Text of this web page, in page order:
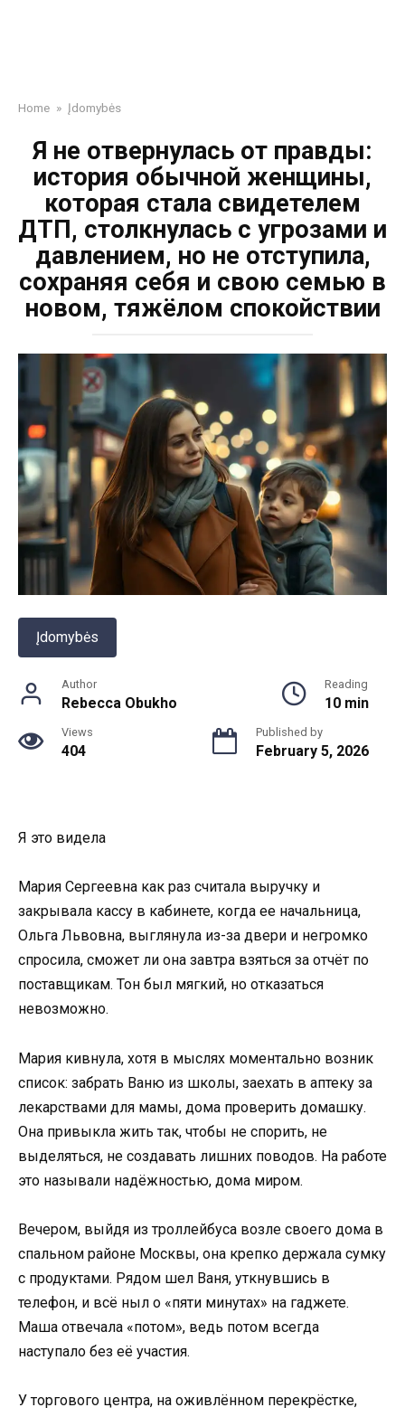
Home » Įdomybės
Я не отвернулась от правды:
история обычной женщины,
которая стала свидетелем
ДТП, столкнулась с угрозами и
давлением, но не отступила,
сохраняя себя и свою семью в
новом, тяжёлом спокойствии
Įdomybės
Author
Rebecca Obukho
Reading
10 min
Views
404
Published by
February 5, 2026
Я это видела
Мария Сергеевна как раз считала выручку и
закрывала кассу в кабинете, когда ее начальница,
Ольга Львовна, выглянула из-за двери и негромко
спросила, сможет ли она завтра взяться за отчёт по
поставщикам. Тон был мягкий, но отказаться
невозможно.
Мария кивнула, хотя в мыслях моментально возник
список: забрать Ваню из школы, заехать в аптеку за
лекарствами для мамы, дома проверить домашку.
Она привыкла жить так, чтобы не спорить, не
выделяться, не создавать лишних поводов. На работе
это называли надёжностью, дома миром.
Вечером, выйдя из троллейбуса возле своего дома в
спальном районе Москвы, она крепко держала сумку
с продуктами. Рядом шел Ваня, уткнувшись в
телефон, и всё ныл о «пяти минутах» на гаджете.
Маша отвечала «потом», ведь потом всегда
наступало без её участия.
У торгового центра, на оживлённом перекрёстке,